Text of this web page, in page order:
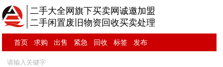
二手大全网旗下买卖网诚邀加盟
二手闲置废旧物资回收买卖处理
首页 求购 出售 紧急 回收 标签 发布